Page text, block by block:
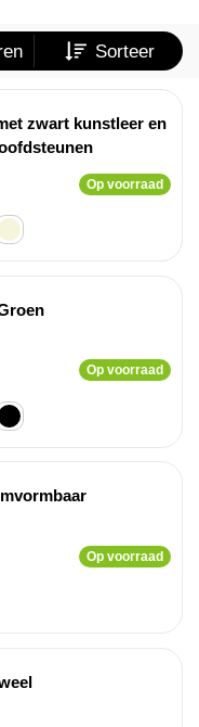
Sorteer
zwart kunstleer en
Op voorraad
Op voorraad
Op voorraad